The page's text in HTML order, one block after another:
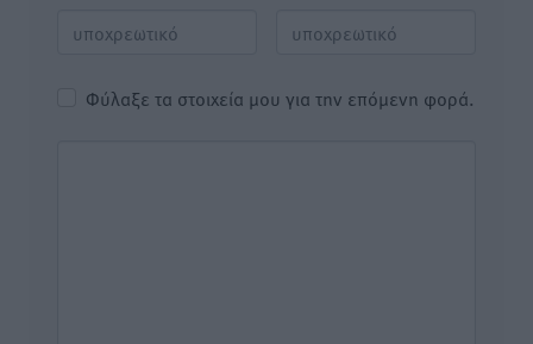
Φύλαξε τα στοιχεία μου για την επόμενη φορά.